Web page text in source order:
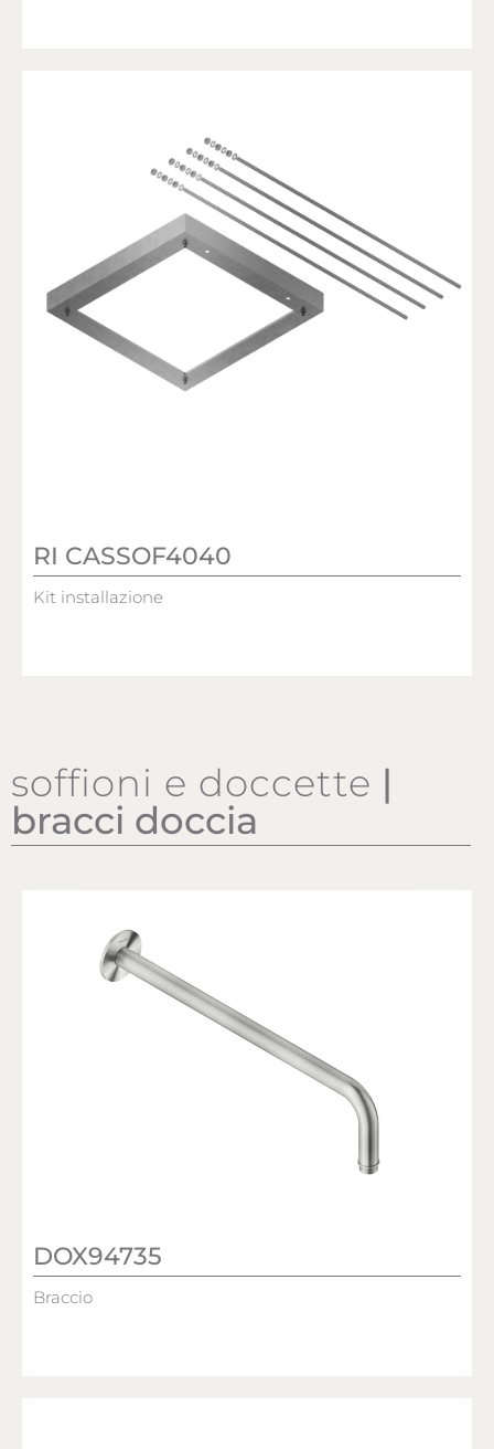
RI CASSOF4040
Kit installazione
soffioni e doccette |
bracci doccia
DOX94735
Braccio